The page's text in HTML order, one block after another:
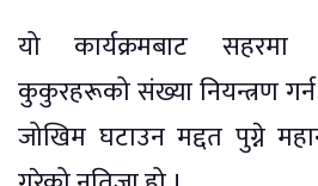
यो कार्यक्रमबाट
कुकुरहरूको संख्या नियन्त्रण
जोखिम घटाउन मद्दत पुग्ने